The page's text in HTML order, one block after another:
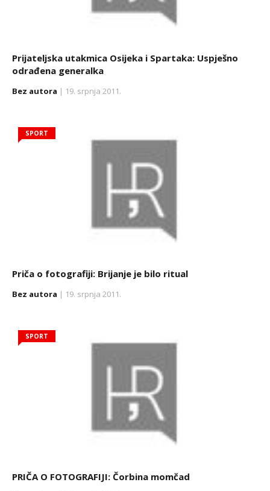
Prijateljska utakmica Osijeka i Spartaka: Uspješno
odrađena generalka
Bez autora | 19. srpnja 2011.
SPORT
Priča o fotografiji: Brijanje je bilo ritual
Bez autora | 19. srpnja 2011.
SPORT
PRIČA O FOTOGRAFIJI: Čorbina momčad